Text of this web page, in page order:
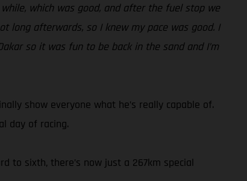
which was good, and after the fuel stop we
long afterwards, so I knew my pace was good. I
so it was fun to be back in the sand and I’m
show everyone what he’s really capable of.
day of racing.
to sixth, there’s now just a 267km special